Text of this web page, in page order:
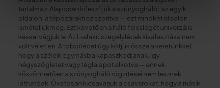
tartalmaz. Alaposan kifeszítjük a szúnyoghálót az egyik
oldalon, a tépőzárakhoz szorítva — ezt mindkét oldalon
ismételjük meg. Ezt követően a háló feleslegét univerzális
késsel vágjuk le. Az L-alakú szegélylécek kiválasztása nem
volt véletlen. A többi lécet úgy kötjük össze a keretünkkel,
hogy a széleik egymásba kapaszkodjanak, így
négyszögletet vagy téglalapot alkotva — ennek
köszönhetően a szúnyogháló rögzítései nem lesznek
láthatóak. Óvatosan kicsavarjuk a csavarokat, hogy a másik